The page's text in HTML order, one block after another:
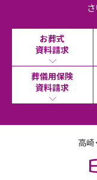
さ
お葬式
資料請求
葬儀用保険
資料請求
高崎